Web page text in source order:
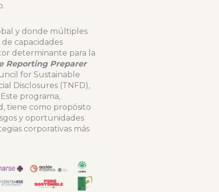
y donde múltiples
capacidades
determinante para la
Reporting Preparer
for Sustainable
Disclosures (TNFD),
programa,
tiene como propósito
y oportunidades
corporativas más